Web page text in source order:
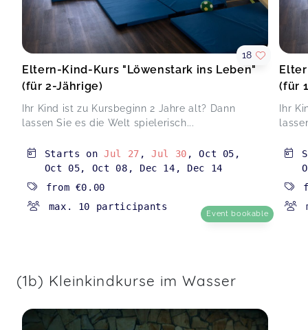
froh mich für den Kurs entschieden zu haben!
Happy Bauch - Ganzkörperkräftigung in der
Schwangerschaft
War super toll :)
Anna, May 28
Es war wie immer für mich als mama und für
mein Spatz wunderschön. Tolle Trainerin und
tolle Atmosphäre
Mär/Apr 26
Janine, May 21
(1) Bewegungsspaß im Wasser (4-7 M.)(AOK lizensiert)
Mär/Apr
Eltern-Kind-Kurs "Löwenstark ins Leben"
(für 2-Jährige)
Ihr Kind ist zu Kursbeginn 2 Jahre alt? Dann
lassen Sie es die Welt spielerisch...
18
Starts onJul 27 ,Jul 30 ,Oct 05 ,
Oct 05, Oct 08 , Dec 14 , Dec 14
from €0.00
max. 10 participants
Event bookable
(für
Ihr
(1b) Kleinkindkurse im Wasser